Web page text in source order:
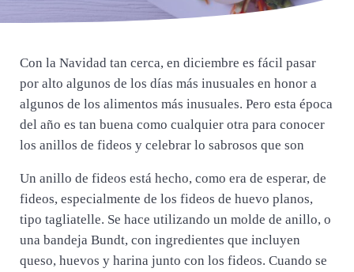
Con la Navidad tan cerca, en diciembre es fácil pasar
por alto algunos de los días más inusuales en honor a
algunos de los alimentos más inusuales. Pero esta época
del año es tan buena como cualquier otra para conocer
los anillos de fideos y celebrar lo sabrosos que son
Un anillo de fideos está hecho, como era de esperar, de
fideos, especialmente de los fideos de huevo planos,
tipo tagliatelle. Se hace utilizando un molde de anillo, o
una bandeja Bundt, con ingredientes que incluyen
queso, huevos y harina junto con los fideos. Cuando se